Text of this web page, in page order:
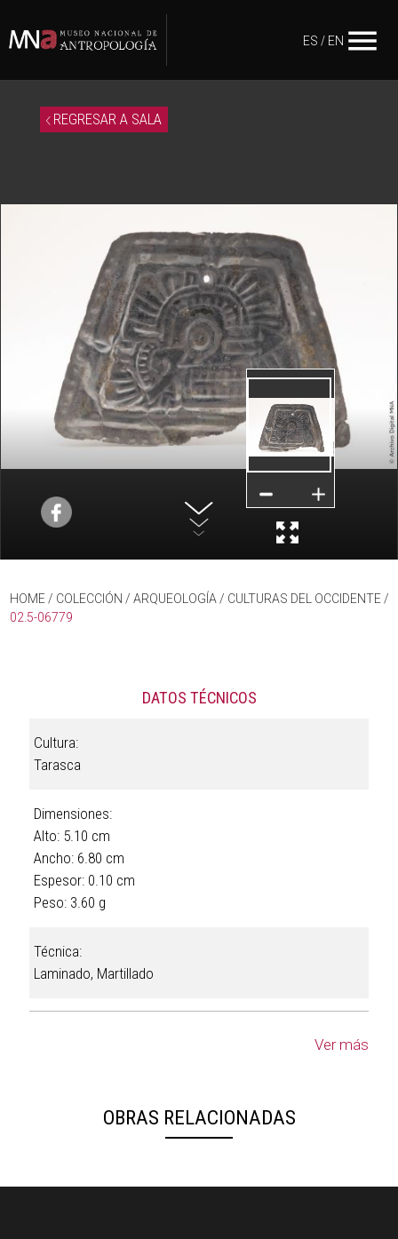
ES / EN menu
REGRESAR A SALA
HOME/ COLECCIÓN / ARQUEOLOGÍA / CULTURAS DEL OCCIDENTE/
02.5-06779
DATOS TÉCNICOS
Cultura:
Tarasca
Dimensiones:
Alto: 5.10 cm
Ancho: 6.80 cm
Espesor: 0.10 cm
Peso: 3.60 g
Técnica:
Laminado, Martillado
Ver más
OBRAS RELACIONADAS